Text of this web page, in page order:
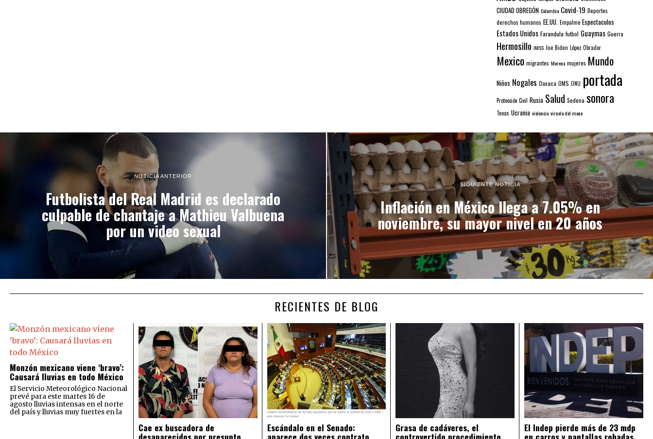
CIUDAD OBREGÓN Colombia Covid-19 Deportes
derechos humanos EE.UU. Empalme Espectaculos
Estados Unidos Farandula futbol Guaymas Guerra
Hermosillo IMSS Joe Biden López Obrador
Mexico migrantes Morena mujeres Mundo
Niños Nogales Oaxaca OMS ONU portada
Protección Civil Rusia Salud Sedena sonora
Texas Ucrania violencia viruela del mono
NOTICIA ANTERIOR
Futbolista del Real Madrid es declarado
culpable de chantaje a Mathieu Valbuena
por un video sexual
SIGUIENTE NOTICIA
Inflación en México llega a 7.05% en
noviembre, su mayor nivel en 20 años
RECIENTES DE BLOG
Monzón mexicano viene ‘bravo’:
Causará lluvias en todo México
El Servicio Meteorológico Nacional
prevé para este martes 16 de
agosto lluvias intensas en el norte
del país y lluvias muy fuertes en la
Cae ex buscadora de
desaparecidos por presunto
Escándalo en el Senado:
aparece dos veces contrato
Grasa de cadáveres, el
controvertido procedimiento
El Indep pierde más de 23 mdp
en carros y pantallas robadas